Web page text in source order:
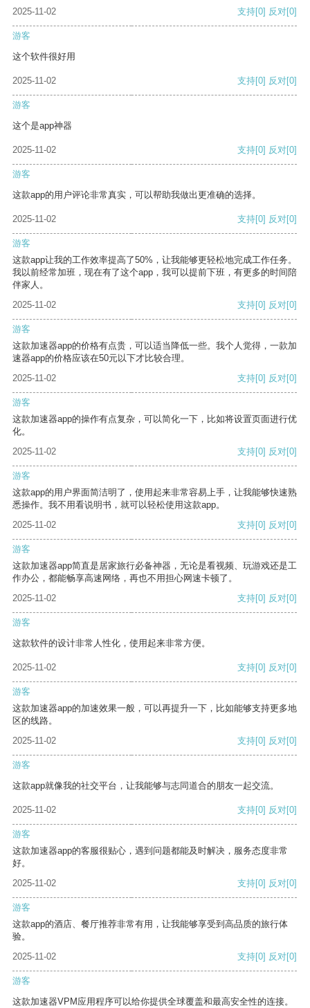
2025-11-02 支持[0] 反对[0]
游客
这个软件很好用
2025-11-02 支持[0] 反对[0]
游客
这个是app神器
2025-11-02 支持[0] 反对[0]
游客
这款app的用户评论非常真实，可以帮助我做出更准确的选择。
2025-11-02 支持[0] 反对[0]
游客
这款app让我的工作效率提高了50%，让我能够更轻松地完成工作任务。
我以前经常加班，现在有了这个app，我可以提前下班，有更多的时间陪
伴家人。
2025-11-02
支持[0] 反对[0]
游客
这款加速器app的价格有点贵，可以适当降低一些。我个人觉得，一款加
速器app的价格应该在50元以下才比较合理。
2025-11-02
支持[0] 反对[0]
游客
这款加速器app的操作有点复杂，可以简化一下，比如将设置页面进行优
化。
2025-11-02
支持[0] 反对[0]
游客
这款app的用户界面简洁明了，使用起来非常容易上手，让我能够快速熟
悉操作。我不用看说明书，就可以轻松使用这款app。
2025-11-02
支持[0] 反对[0]
游客
这款加速器app简直是居家旅行必备神器，无论是看视频、玩游戏还是工
作办公，都能畅享高速网络，再也不用担心网速卡顿了。
2025-11-02
支持[0] 反对[0]
游客
这款软件的设计非常人性化，使用起来非常方便。
2025-11-02 支持[0] 反对[0]
游客
这款加速器app的加速效果一般，可以再提升一下，比如能够支持更多地
区的线路。
2025-11-02
支持[0] 反对[0]
游客
这款app就像我的社交平台，让我能够与志同道合的朋友一起交流。
2025-11-02 支持[0] 反对[0]
游客
这款加速器app的客服很贴心，遇到问题都能及时解决，服务态度非常
好。
2025-11-02
支持[0] 反对[0]
游客
这款app的酒店、餐厅推荐非常有用，让我能够享受到高品质的旅行体
验。
2025-11-02
支持[0] 反对[0]
游客
这款加速器VPM应用程序可以给你提供全球覆盖和最高安全性的连接。